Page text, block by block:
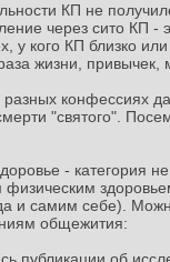
КП не
через сито КП
у кого КП близко
жизни, привычек,
разных конфессиях
"святого".
- категория
и самим себе).
общежития: